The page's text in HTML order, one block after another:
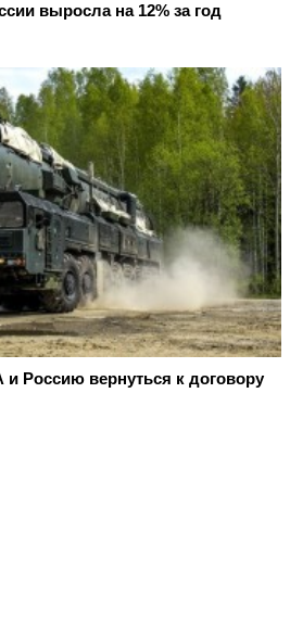
выросла на 12% за год
Россию вернуться к договору